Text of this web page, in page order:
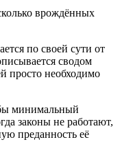
врождённых
по своей сути от
сводом
просто необходимо
минимальный
законы не работают,
преданность её